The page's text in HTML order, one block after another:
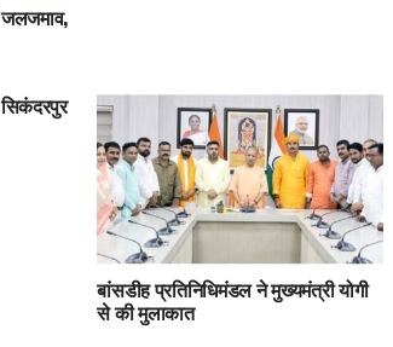
जलजमाव,
बांसडीह प्रतिनिधिमंडल ने मुख्यमंत्री योगी
से की मुलाकात